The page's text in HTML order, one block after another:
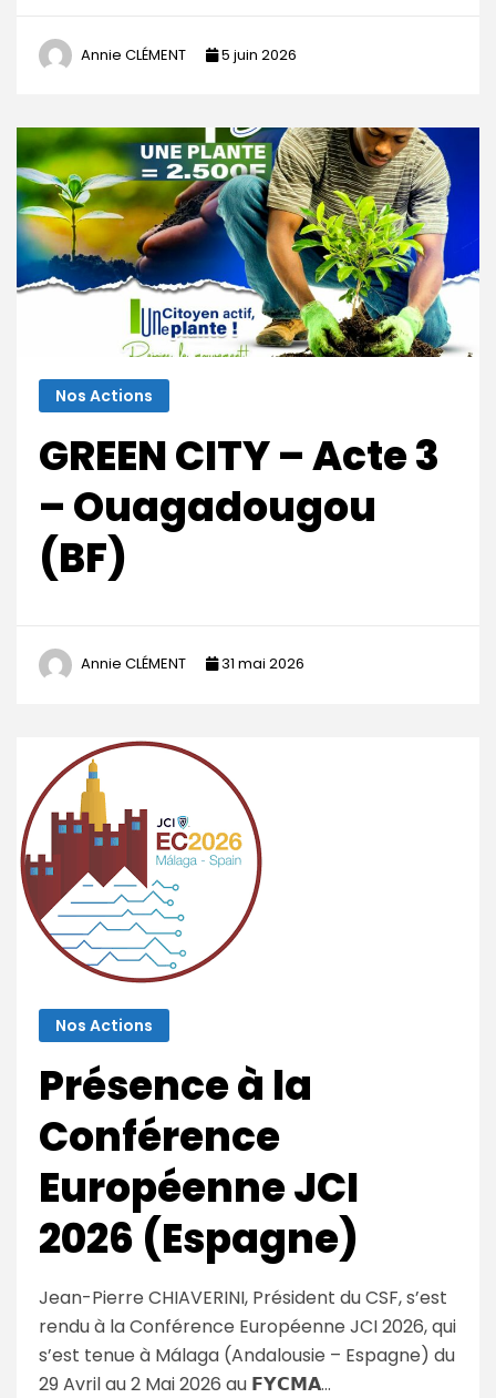
Annie CLÉMENT 5 juin 2026
Nos Actions
GREEN CITY – Acte 3
– Ouagadougou
(BF)
Annie CLÉMENT 31 mai 2026
Nos Actions
Présence à la
Conférence
Européenne JCI
2026 (Espagne)
Jean-Pierre CHIAVERINI, Président du CSF, s’est
rendu à la Conférence Européenne JCI 2026, qui
s’est tenue à Málaga (Andalousie – Espagne) du
29 Avril au 2 Mai 2026 au 𝗙𝗬𝗖𝗠𝗔…